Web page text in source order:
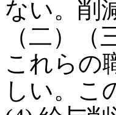
ない。削
（二）
これらの
しい。こ